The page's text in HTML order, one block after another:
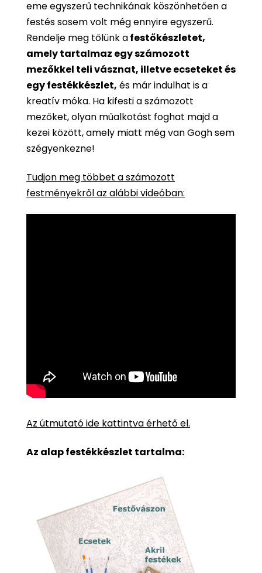
eme egyszerű technikának köszönhetően a
festés sosem volt még ennyire egyszerű.
Rendelje meg tőlünk afestőkészletet,
amely tartalmaz egy számozott
mezőkkel teli vásznat, illetve ecseteket és
egy festékkészlet, és már indulhat is a
kreatív móka. Ha kifesti a számozott
mezőket, olyan műalkotást foghat majd a
kezei között, amely miatt még van Gogh sem
szégyenkezne!
Tudjon meg többet a számozott
festményekről az alábbi videóban:
Az útmutató ide kattintva érhető el.
Az alap festékkészlet tartalma: